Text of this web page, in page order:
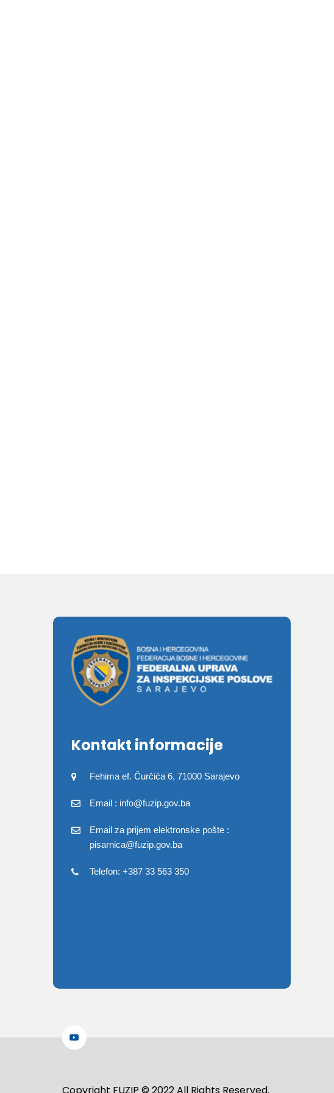
Kontakt informacije
Fehima ef. Čurčića 6, 71000 Sarajevo
Email : info@fuzip.gov.ba
Email za prijem elektronske pošte :
pisarnica@fuzip.gov.ba
Telefon: +387 33 563 350